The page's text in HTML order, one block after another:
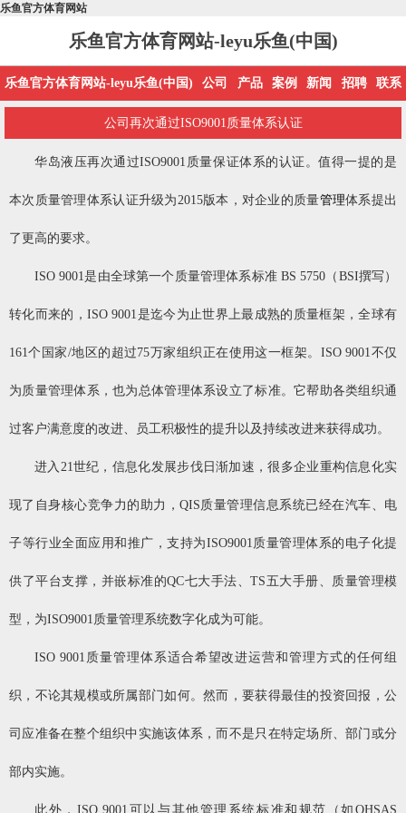
乐鱼官方体育网站
乐鱼官方体育网站-leyu乐鱼(中国)
乐鱼官方体育网站-leyu乐鱼(中国) 公司 产品 案例 新闻 招聘 联系
公司再次通过ISO9001质量体系认证
华岛液压再次通过ISO9001质量保证体系的认证。值得一提的是
本次质量管理体系认证升级为2015版本，对企业的质量管理体系提出
了更高的要求。
ISO 9001是由全球第一个质量管理体系标准 BS 5750（BSI撰写）
转化而来的，ISO 9001是迄今为止世界上最成熟的质量框架，全球有
161个国家/地区的超过75万家组织正在使用这一框架。ISO 9001不仅
为质量管理体系，也为总体管理体系设立了标准。它帮助各类组织通
过客户满意度的改进、员工积极性的提升以及持续改进来获得成功。
进入21世纪，信息化发展步伐日渐加速，很多企业重构信息化实
现了自身核心竞争力的助力，QIS质量管理信息系统已经在汽车、电
子等行业全面应用和推广，支持为ISO9001质量管理体系的电子化提
供了平台支撑，并嵌标准的QC七大手法、TS五大手册、质量管理模
型，为ISO9001质量管理系统数字化成为可能。
ISO 9001质量管理体系适合希望改进运营和管理方式的任何组
织，不论其规模或所属部门如何。然而，要获得最佳的投资回报，公
司应准备在整个组织中实施该体系，而不是只在特定场所、部门或分
部内实施。
此外，ISO 9001可以与其他管理系统标准和规范（如OHSAS